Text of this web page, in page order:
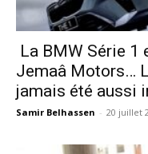
La BMW Série 1
Jemaâ Motors…
jamais été aussi
Samir Belhassen - 20 juillet